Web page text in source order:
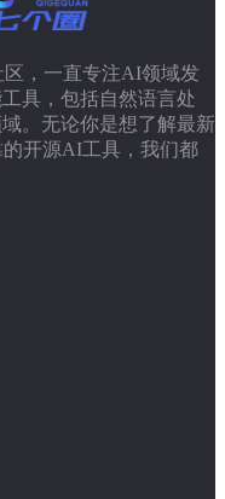
，一直专注AI领域发
具，包括自然语言处
。无论你是想了解最新
开源AI工具，我们都